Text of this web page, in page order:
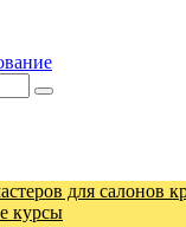
для салонов
курсы